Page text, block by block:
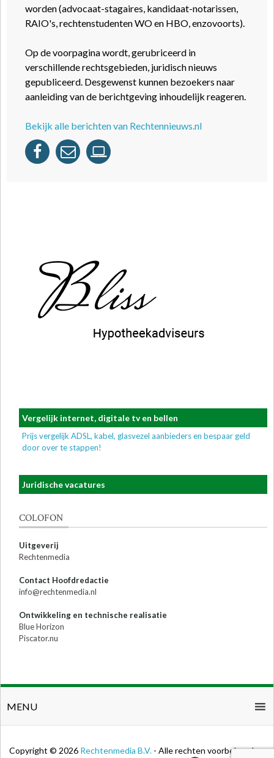
worden (advocaat-stagaires, kandidaat-notarissen,
RAIO's, rechtenstudenten WO en HBO, enzovoorts).
Op de voorpagina wordt, gerubriceerd in
verschillende rechtsgebieden, juridisch nieuws
gepubliceerd. Desgewenst kunnen bezoekers naar
aanleiding van de berichtgeving inhoudelijk reageren.
Bekijk alle berichten van Rechtennieuws.nl
Vergelijk internet, digitale tv en bellen
Prijs vergelijk ADSL, kabel, glasvezel aanbieders en bespaar geld
door over te stappen!
Juridische vacatures
COLOFON
Uitgeverij
Rechtenmedia
Contact Hoofdredactie
info@rechtenmedia.nl
Ontwikkeling en technische realisatie
Blue Horizon
Piscator.nu
MENU
Copyright © 2026 Rechtenmedia B.V. - Alle rechten voorbehouden.